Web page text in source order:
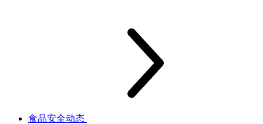
食品安全动态